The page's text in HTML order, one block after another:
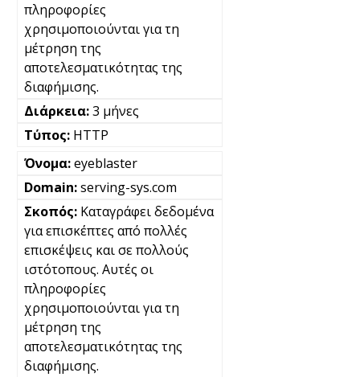
πληροφορίες
χρησιμοποιούνται για τη
μέτρηση της
αποτελεσματικότητας της
διαφήμισης.
3 μήνες
HTTP
eyeblaster
serving-sys.com
Καταγράφει δεδομένα
για επισκέπτες από πολλές
επισκέψεις και σε πολλούς
ιστότοπους. Αυτές οι
πληροφορίες
χρησιμοποιούνται για τη
μέτρηση της
αποτελεσματικότητας της
διαφήμισης.